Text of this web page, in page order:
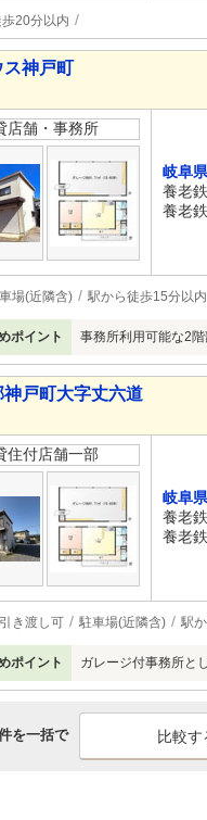
20分以内
ス神戸町
店舗・事務所
岐阜
養老
養老
場(近隣含) 駅から徒歩15分以内
ポイント 事務所利用可能な2
戸町大字丈六道
住付店舗一部
岐阜
養老
養老
き渡し可 駐車場(近隣含) 駅
ポイント ガレージ付事務所と
を一括で